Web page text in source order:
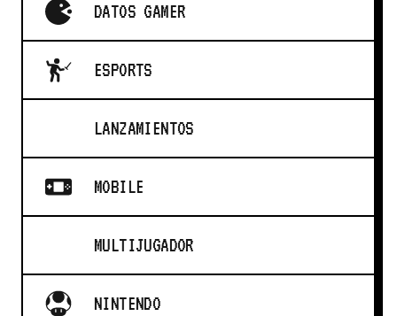
DATOS GAMER
ESPORTS
LANZAMIENTOS
MOBILE
MULTIJUGADOR
NINTENDO